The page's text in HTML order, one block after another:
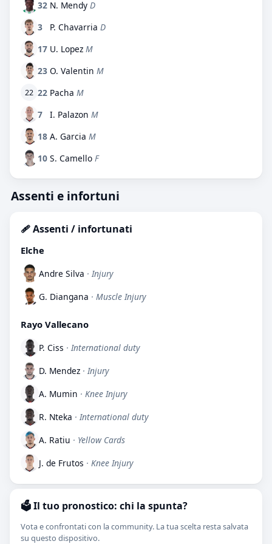
32 N. Mendy D
3
P. Chavarria D
17 U. Lopez M
23 O. Valentin M
22 22 Pacha M
7
I. Palazon M
18 A. Garcia M
10 S. Camello F
Assenti e infortuni
🩹 Assenti / infortunati
Elche
Andre Silva · Injury
G. Diangana · Muscle Injury
Rayo Vallecano
P. Ciss · International duty
D. Mendez · Injury
A. Mumin · Knee Injury
R. Nteka · International duty
A. Ratiu · Yellow Cards
J. de Frutos · Knee Injury
🗳️ Il tuo pronostico: chi la spunta?
Vota e confrontati con la community. La tua scelta resta salvata
su questo dispositivo.